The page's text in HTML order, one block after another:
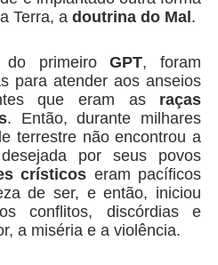
Terra, a doutrina do Mal .
do primeiroGPT, foram
para atender aos anseios
que eram as raças
. Então, durante milhares
terrestre não encontrou a
por seus povos
crísticos eram pacíficos
de ser, e então, iniciou
conflitos, discórdias e
a miséria e a violência.